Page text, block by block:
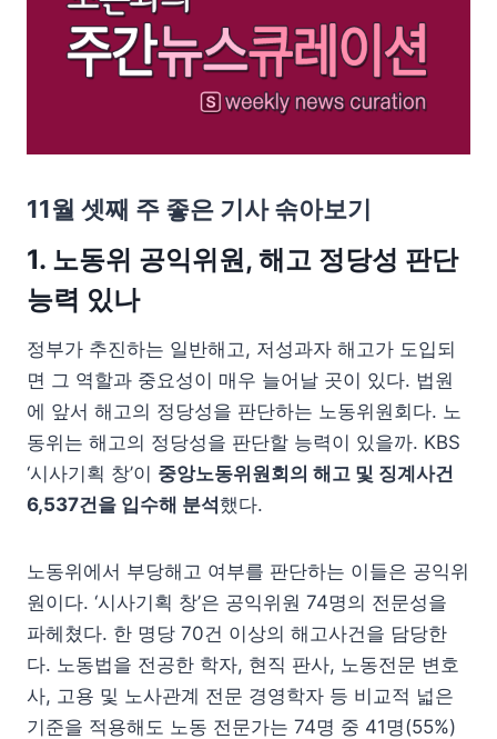
11월 셋째 주 좋은 기사 솎아보기
1. 노동위 공익위원, 해고 정당성 판단
능력 있나
정부가 추진하는 일반해고, 저성과자 해고가 도입되
면 그 역할과 중요성이 매우 늘어날 곳이 있다. 법원
에 앞서 해고의 정당성을 판단하는 노동위원회다. 노
동위는 해고의 정당성을 판단할 능력이 있을까. KBS
‘시사기획 창’이 중앙노동위원회의 해고 및 징계사건
6,537건을 입수해 분석 했다.
노동위에서 부당해고 여부를 판단하는 이들은 공익위
원이다. ‘시사기획 창’은 공익위원 74명의 전문성을
파헤쳤다. 한 명당 70건 이상의 해고사건을 담당한
다. 노동법을 전공한 학자, 현직 판사, 노동전문 변호
사, 고용 및 노사관계 전문 경영학자 등 비교적 넓은
기준을 적용해도 노동 전문가는 74명 중 41명(55%)